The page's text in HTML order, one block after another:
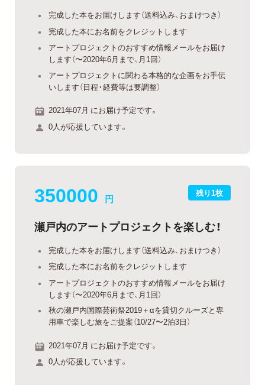
完成した本をお届けします（送料込み、おまけつき）
完成した本にお名前をクレジットします
アートプロジェクトのおすすめ情報メールをお届け
します（〜2020年6月まで、月1回）
アートプロジェクトに関わる本格的な企画をお手伝
いします（日程・経費等は要調整）
2021年07月 にお届け予定です。
0人が応援しています。
残り1枚
350000 円
瀬戸内のアートプロジェクトを楽しむ！
完成した本をお届けします（送料込み、おまけつき）
完成した本にお名前をクレジットします
アートプロジェクトのおすすめ情報メールをお届け
します（〜2020年6月まで、月1回）
秋の瀬戸内国際芸術祭2019＋αを貸切クルーズと専
用車で楽しむ旅をご提案（10/27〜2泊3日）
2021年07月 にお届け予定です。
0人が応援しています。